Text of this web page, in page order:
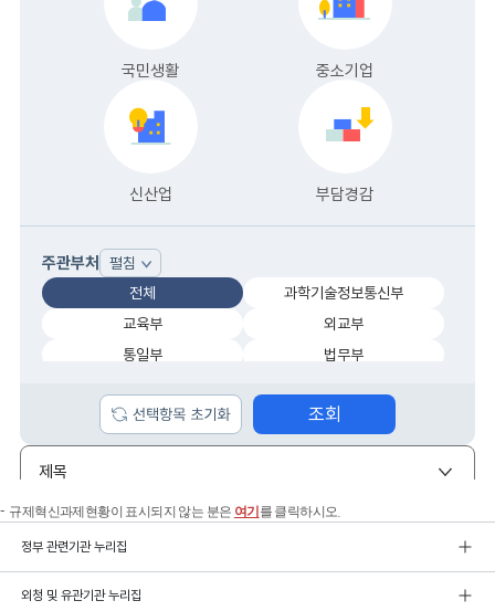
규제혁신과제현황이 표시되지 않는 분은 여기 를 클릭하시오.
정부 관련기관 누리집
외청 및 유관기관 누리집